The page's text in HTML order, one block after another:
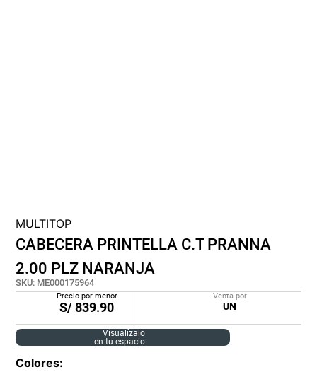
MULTITOP
CABECERA PRINTELLA C.T PRANNA
2.00 PLZ NARANJA
SKU: ME000175964
Precio por menor
S/839.90
Venta por
UN
Visualízalo
en tu espacio
Colores